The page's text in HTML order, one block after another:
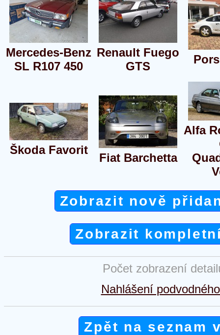
Mercedes-Benz
SL R107 450
Renault Fuego
GTS
Škoda Favorit
Fiat Barchetta
Alfa
Zobrazit nově
Zobrazit
Počet zobrazení
Nahlášení
Zpět na seznam